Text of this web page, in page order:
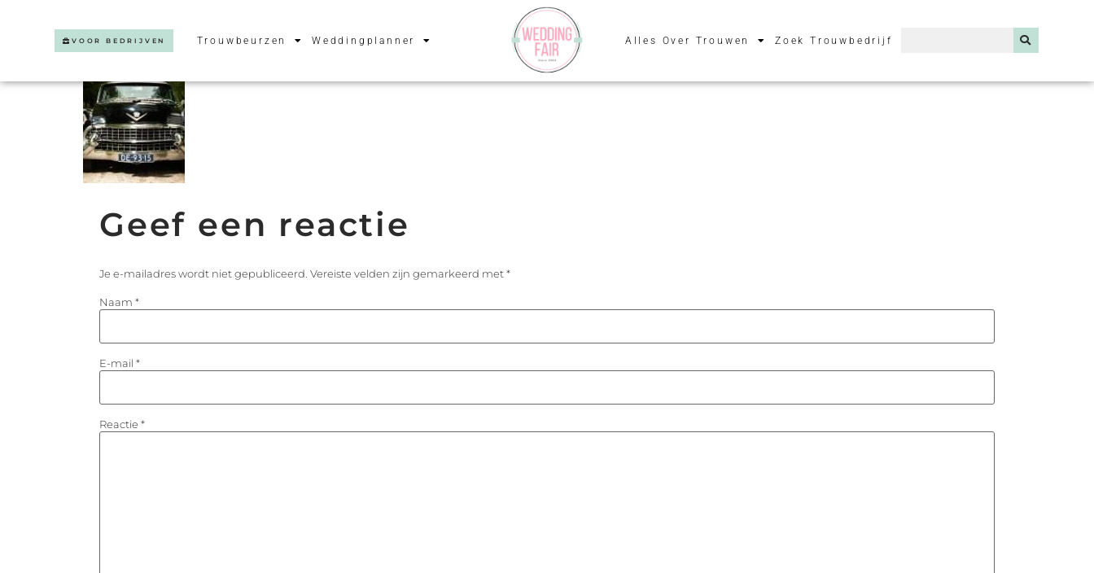
VOOR BEDRIJVEN Trouwbeurzen Weddingplanner Alles Over Trouwen Zoek Trouwbedrijf
Geef een reactie
Je e-mailadres wordt niet gepubliceerd. Vereiste velden zijn gemarkeerd met*
Naam *
E-mail *
Reactie *